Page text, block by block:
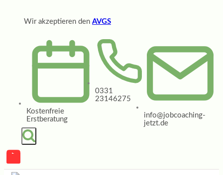
Wir akzeptieren den AVGS
Kostenfreie
Erstberatung
0331
23146275
info@jobcoaching-
jetzt.de